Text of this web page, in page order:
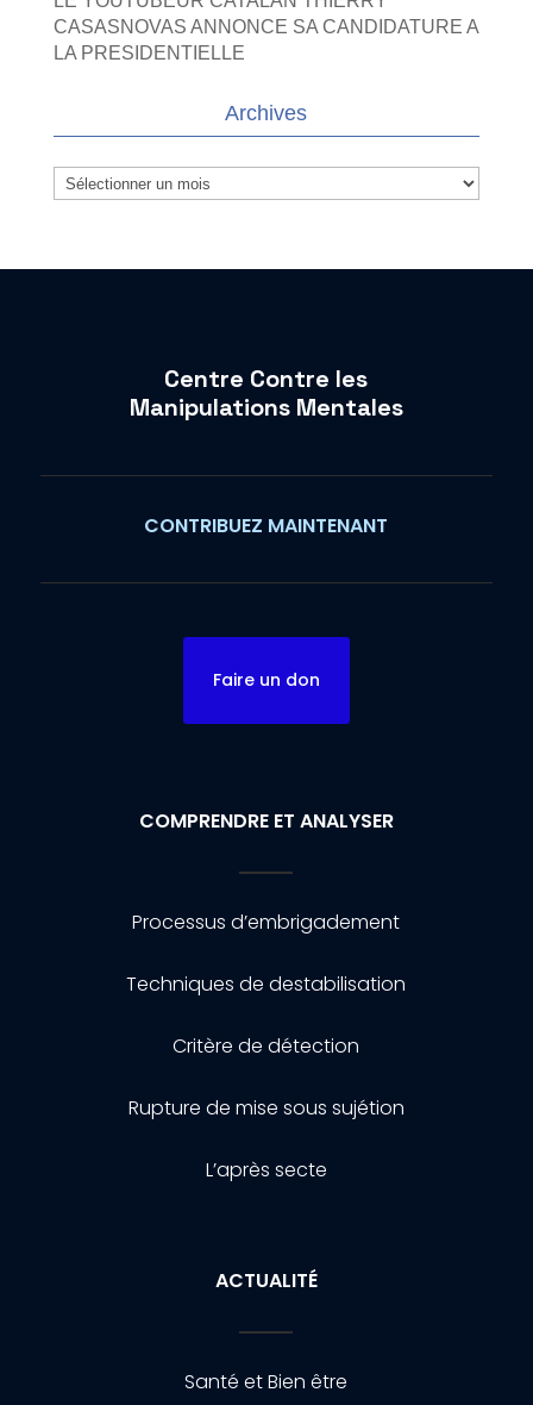
CASASNOVAS ANNONCE SA CANDIDATURE A
LA PRESIDENTIELLE
Archives
Archives
Centre Contre les
Manipulations Mentales
CONTRIBUEZ MAINTENANT
Faire un don
COMPRENDRE ET ANALYSER
Processus d’embrigadement
Techniques de destabilisation
Critère de détection
Rupture de mise sous sujétion
L’après secte
ACTUALITÉ
Santé et Bien être